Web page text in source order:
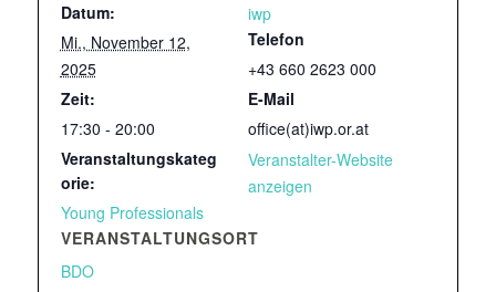
Datum:
Mi., November 12,
2025
Zeit:
17:30 - 20:00
Veranstaltungskateg
orie:
Young Professionals
VERANSTALTUNGSORT
BDO
iwp
Telefon
+43 660 2623 000
E-Mail
office(at)iwp.or.at
Veranstalter-Website
anzeigen